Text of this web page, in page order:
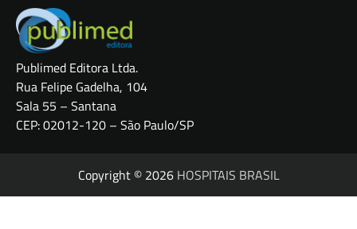
Publimed Editora Ltda.
Rua Felipe Gadelha, 104
Sala 55 – Santana
CEP: 02012-120 – São Paulo/SP
Copyright © 2026 HOSPITAIS BRASIL